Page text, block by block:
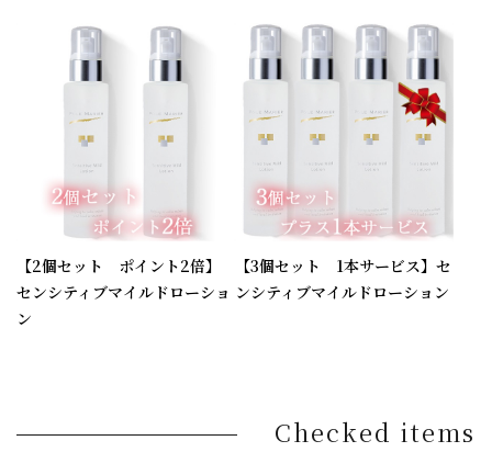
【2個セット ポイント2倍】
センシティブマイルドローショ
ン
【3個セット 1本サービス】セ
ンシティブマイルドローション
Checked items